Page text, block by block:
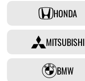
HONDA
MITSUBISHI
BMW